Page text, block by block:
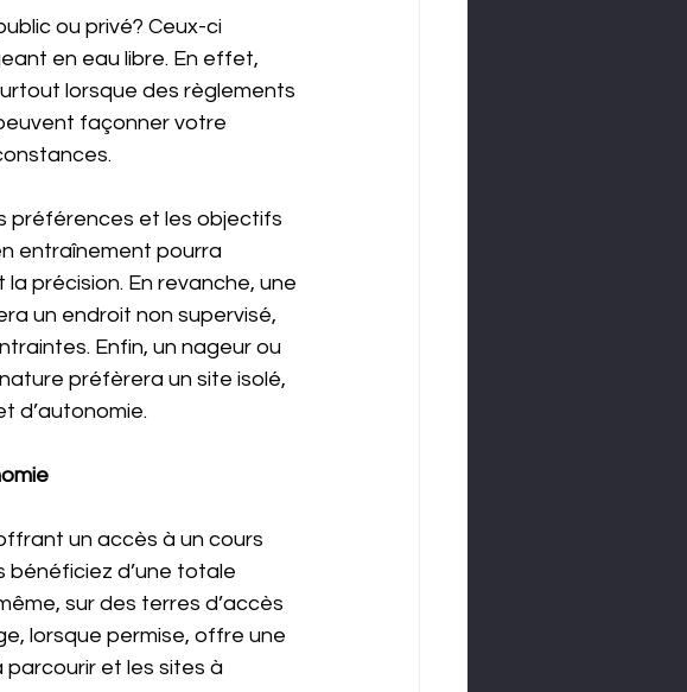
ou privé? Ceux-ci
en eau libre. En effet,
lorsque des règlements
façonner votre
préférences et les objectifs
entraînement pourra
précision. En revanche, une
un endroit non supervisé,
Enfin, un nageur ou
préfèrera un site isolé,
d’autonomie.
un accès à un cours
bénéficiez d’une totale
sur des terres d’accès
lorsque permise, offre une
et les sites à